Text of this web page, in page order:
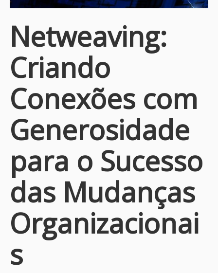
Netweaving:
Criando
Conexões com
Generosidade
para o Sucesso
das Mudanças
Organizacionai
s